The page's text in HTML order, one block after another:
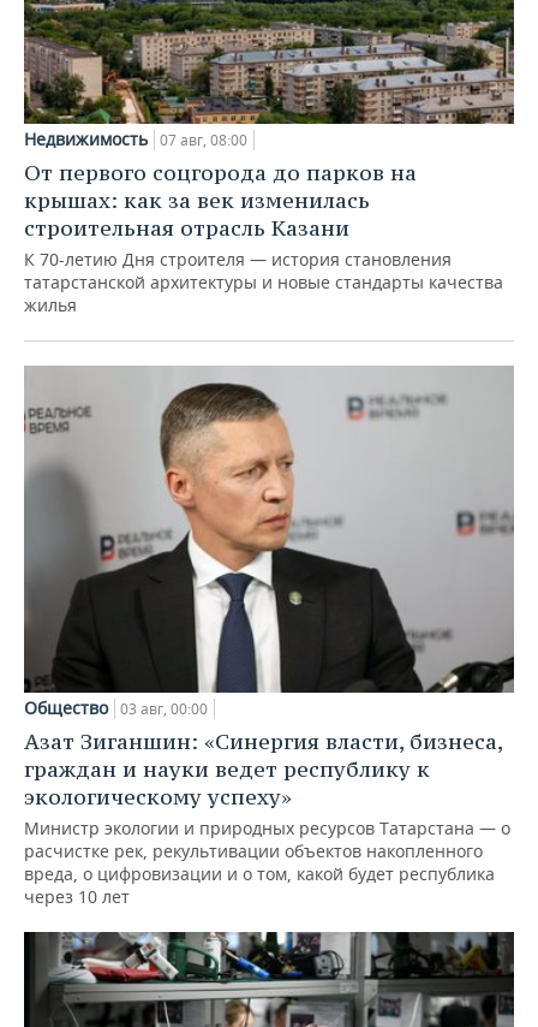
Недвижимость 07 авг, 08:00
От первого соцгорода до парков на
крышах: как за век изменилась
строительная отрасль Казани
К 70-летию Дня строителя — история становления
татарстанской архитектуры и новые стандарты качества
жилья
Общество 03 авг, 00:00
Азат Зиганшин: «Синергия власти, бизнеса,
граждан и науки ведет республику к
экологическому успеху»
Министр экологии и природных ресурсов Татарстана — о
расчистке рек, рекультивации объектов накопленного
вреда, о цифровизации и о том, какой будет республика
через 10 лет